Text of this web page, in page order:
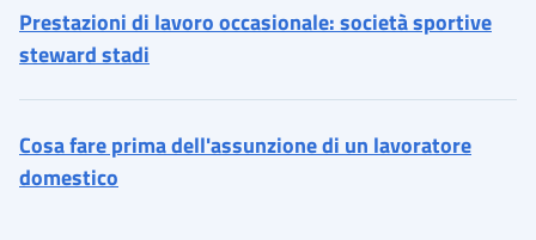
Prestazioni di lavoro occasionale: società sportive
steward stadi
Cosa fare prima dell'assunzione di un lavoratore
domestico